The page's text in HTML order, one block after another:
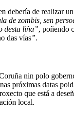
debería de realizar
de zombis, sen
desta liña”, poñendo
das vías”.
nin polo
próximas datas
que está a
local.